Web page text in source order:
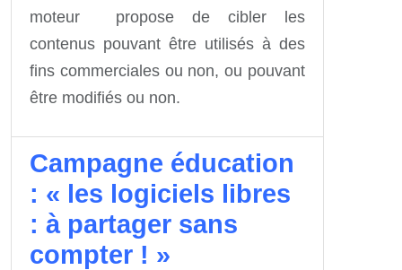
moteur propose de cibler les
contenus pouvant être utilisés à des
fins commerciales ou non, ou pouvant
être modifiés ou non.
Campagne éducation
: « les logiciels libres
: à partager sans
compter ! »